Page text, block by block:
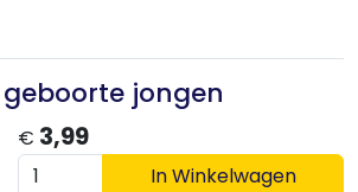
jongen
€ 3,99
In Winkelwagen